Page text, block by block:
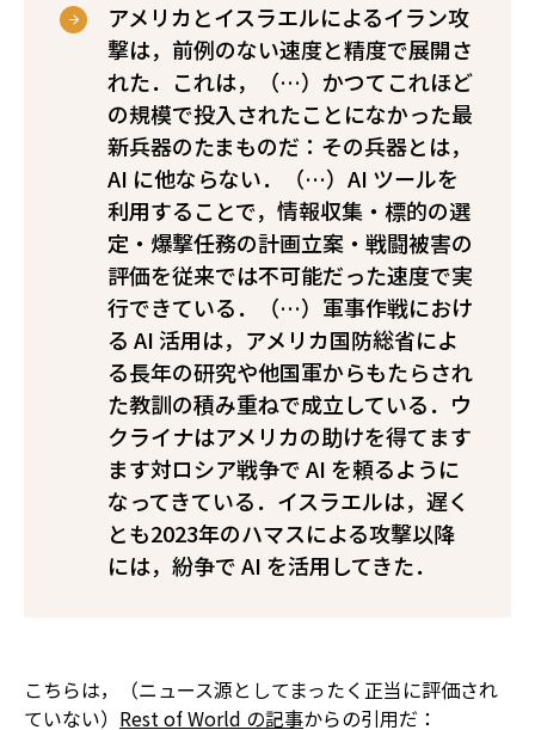
アメリカとイスラエルによるイラン攻
撃は，前例のない速度と精度で展開さ
れた．これは，（…）かつてこれほど
の規模で投入されたことになかった最
新兵器のたまものだ：その兵器とは，
AI に他ならない．（…）AI ツールを
利用することで，情報収集・標的の選
定・爆撃任務の計画立案・戦闘被害の
評価を従来では不可能だった速度で実
行できている．（…）軍事作戦におけ
る AI 活用は，アメリカ国防総省によ
る長年の研究や他国軍からもたらされ
た教訓の積み重ねで成立している．ウ
クライナは――アメリカの助けを得て――ます
ます対ロシア戦争で AI を頼るように
なってきている．イスラエルは，遅く
とも2023年のハマスによる攻撃以降
には，紛争で AI を活用してきた．
こちらは，（ニュース源としてまったく正当に評価され
ていない） Rest of World の記事からの引用だ：